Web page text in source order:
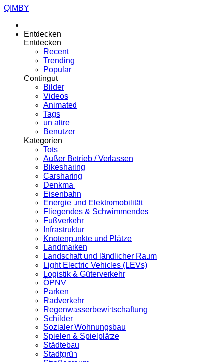
QIMBY
Entdecken
Entdecken
Recent
Trending
Popular
Contingut
Bilder
Videos
Animated
Tags
un altre
Benutzer
Kategorien
Tots
Außer Betrieb / Verlassen
Bikesharing
Carsharing
Denkmal
Eisenbahn
Energie und Elektromobilität
Fliegendes & Schwimmendes
Fußverkehr
Infrastruktur
Knotenpunkte und Plätze
Landmarken
Landschaft und ländlicher Raum
Light Electric Vehicles (LEVs)
Logistik & Güterverkehr
ÖPNV
Parken
Radverkehr
Regenwasserbewirtschaftung
Schilder
Sozialer Wohnungsbau
Spielen & Spielplätze
Städtebau
Stadtgrün